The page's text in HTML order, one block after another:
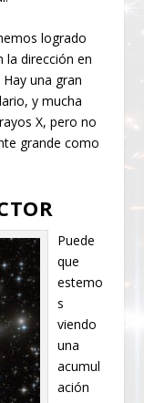
logrado
la dirección en
una gran
y mucha
X, pero no
grande como
Puede
que
estemo
s
viendo
una
acumul
ación